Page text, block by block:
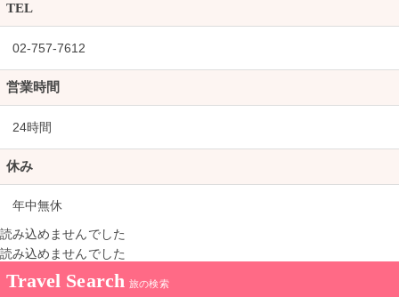
TEL
02-757-7612
営業時間
24時間
休み
年中無休
読み込めませんでした
読み込めませんでした
Travel Search 旅の検索